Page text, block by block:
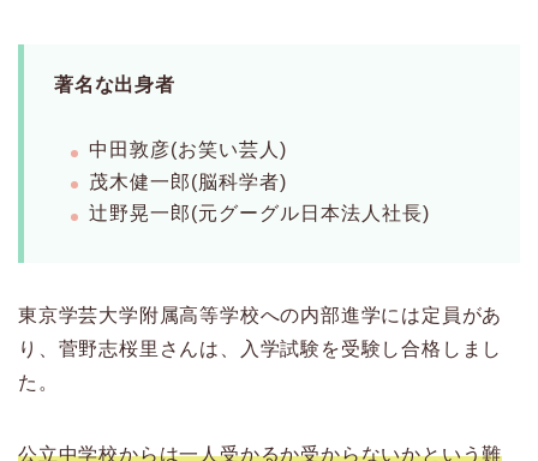
著名な出身者
中田敦彦(お笑い芸人)
茂木健一郎(脳科学者)
辻野晃一郎(元グーグル日本法人社長)
東京学芸大学附属高等学校への内部進学には定員があ
り、菅野志桜里さんは、入学試験を受験し合格しまし
た。
公立中学校からは一人受かるか受からないかという難